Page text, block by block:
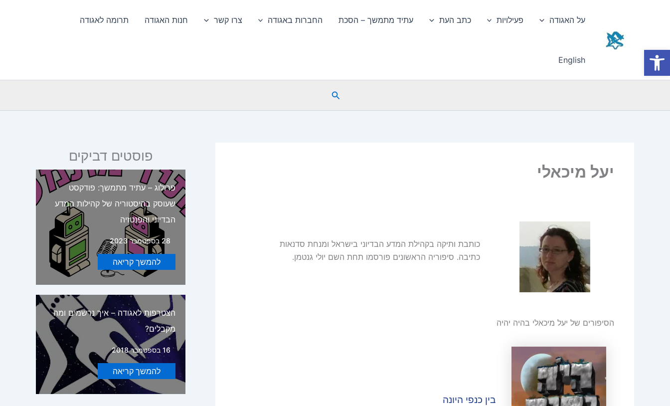
על האגודה פעילויות כתב העת עתיד מתמשך – הסכת החברות באגודה צרו קשר חנות האגודה תרומה לאגודה
English
חיפוש
יעל מיכאלי
כותבת ותיקה בקהילת המדע הבדיוני בישראל ומנחת סדנאות
כתיבה. סיפוריה הראשונים פורסמו תחת השם יולי גנטמן.
הסיפורים של יעל מיכאלי בהיה יהיה
בין כנפי היונה
פוסטים דביקים
פרולוג – עתיד מתמשך: פודקסט
שעוסק בהיסטוריה של קהילות המדע
הבדיוני והפנטזיה
28 בספטמבר 2023
להמשך קריאה
הצטרפות לאגודה – איך נרשמים ומה
מקבלים?
16 בספטמבר 2018
להמשך קריאה
פתח סרגל נגישות